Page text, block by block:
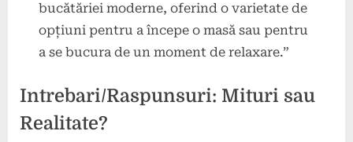
bucătăriei moderne, oferind o varietate de
opțiuni pentru a începe o masă sau pentru
a se bucura de un moment de relaxare.”
Intrebari/Raspunsuri: Mituri sau
Realitate?